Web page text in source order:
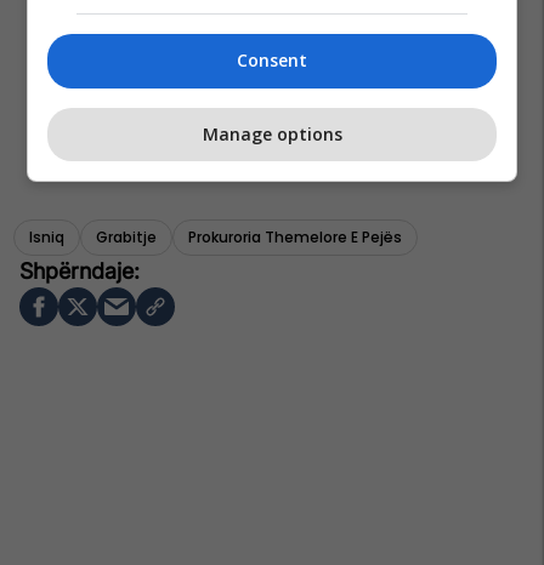
Isniq Grabitje Prokuroria Themelore E Pejës
Consent
Manage options